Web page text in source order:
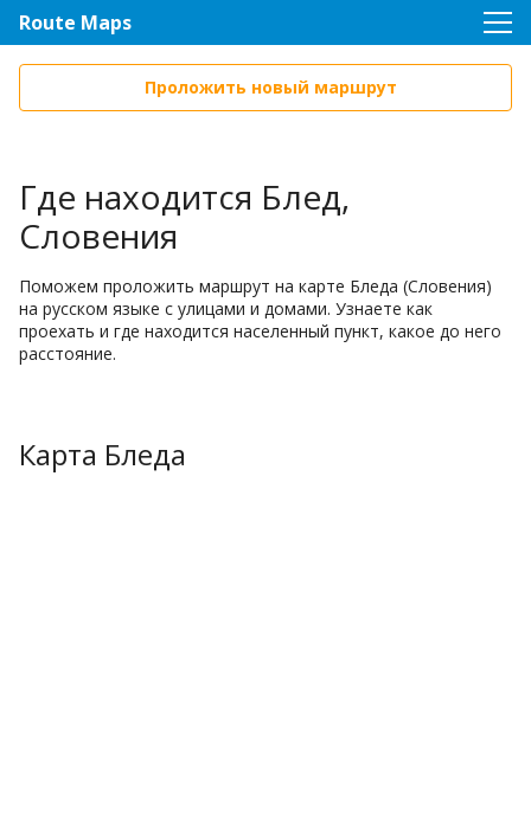
Route Maps
Проложить новый маршрут
Где находится Блед,
Словения
Поможем проложить маршрут на карте Бледа (Словения)
на русском языке с улицами и домами. Узнаете как
проехать и где находится населенный пункт, какое до него
расстояние.
Карта Бледа